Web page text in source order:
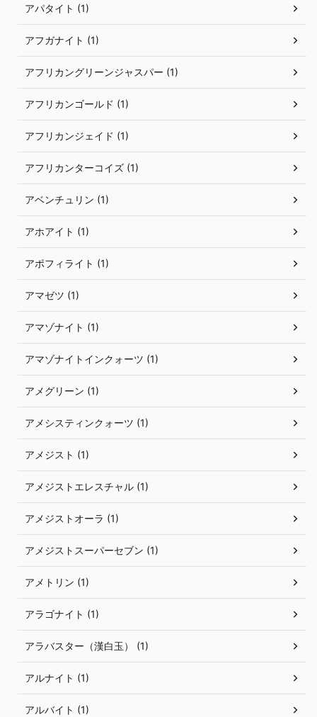
アパタイト (1)
アフガナイト (1)
アフリカングリーンジャスパー (1)
アフリカンゴールド (1)
アフリカンジェイド (1)
アフリカンターコイズ (1)
アベンチュリン (1)
アホアイト (1)
アポフィライト (1)
アマゼツ (1)
アマゾナイト (1)
アマゾナイトインクォーツ (1)
アメグリーン (1)
アメシスティンクォーツ (1)
アメジスト (1)
アメジストエレスチャル (1)
アメジストオーラ (1)
アメジストスーパーセブン (1)
アメトリン (1)
アラゴナイト (1)
アラバスター（漢白玉） (1)
アルナイト (1)
アルバイト (1)